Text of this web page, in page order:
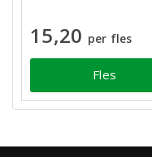
15,20 per fles
Fles